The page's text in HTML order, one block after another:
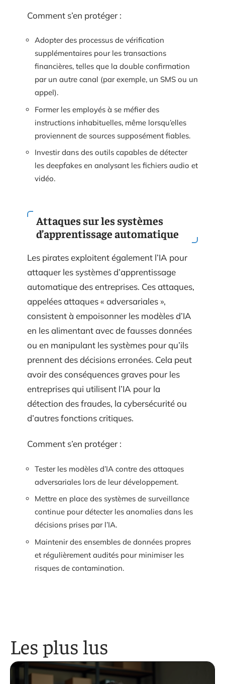
Comment s’en protéger :
Adopter des processus de vérification
supplémentaires pour les transactions
financières, telles que la double confirmation
par un autre canal (par exemple, un SMS ou un
appel).
Former les employés à se méfier des
instructions inhabituelles, même lorsqu’elles
proviennent de sources supposément fiables.
Investir dans des outils capables de détecter
les deepfakes en analysant les fichiers audio et
vidéo.
Attaques sur les systèmes
d’apprentissage automatique
Les pirates exploitent également l’IA pour
attaquer les systèmes d’apprentissage
automatique des entreprises. Ces attaques,
appelées attaques « adversariales »,
consistent à empoisonner les modèles d’IA
en les alimentant avec de fausses données
ou en manipulant les systèmes pour qu’ils
prennent des décisions erronées. Cela peut
avoir des conséquences graves pour les
entreprises qui utilisent l’IA pour la
détection des fraudes, la cybersécurité ou
d’autres fonctions critiques.
Comment s’en protéger :
Tester les modèles d’IA contre des attaques
adversariales lors de leur développement.
Mettre en place des systèmes de surveillance
continue pour détecter les anomalies dans les
décisions prises par l’IA.
Maintenir des ensembles de données propres
et régulièrement audités pour minimiser les
risques de contamination.
Les plus lus